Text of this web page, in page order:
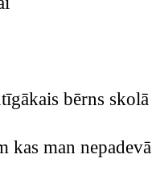
bērns skolā
kas man